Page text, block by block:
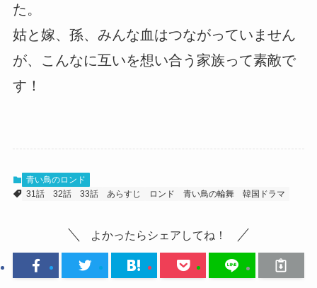
た。
姑と嫁、孫、みんな血はつながっていません
が、こんなに互いを想い合う家族って素敵で
す！
青い鳥のロンド
31話
32話 33話 あらすじ ロンド 青い鳥の輪舞 韓国ドラマ
よかったらシェアしてね！